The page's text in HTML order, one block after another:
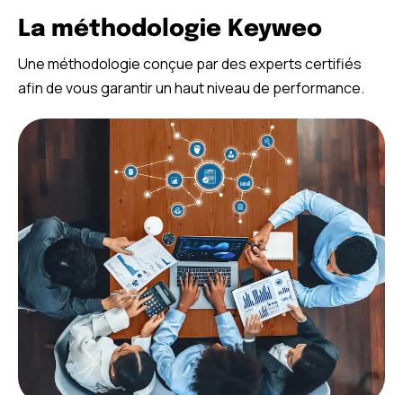
La méthodologie Keyweo
Une méthodologie conçue par des experts certifiés
afin de vous garantir un haut niveau de performance.